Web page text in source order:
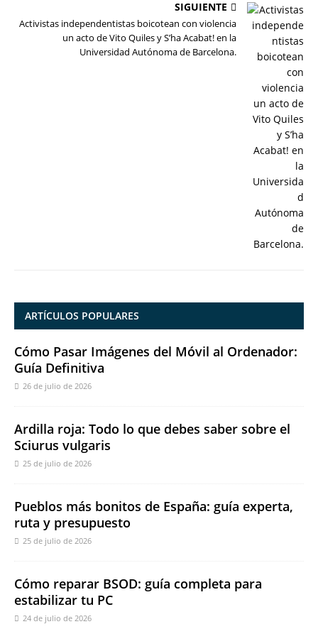
SIGUIENTE
Activistas independentistas boicotean con violencia
un acto de Vito Quiles y S’ha Acabat! en la
Universidad Autónoma de Barcelona.
ARTÍCULOS POPULARES
Cómo Pasar Imágenes del Móvil al Ordenador:
Guía Definitiva
26 de julio de 2026
Ardilla roja: Todo lo que debes saber sobre el
Sciurus vulgaris
25 de julio de 2026
Pueblos más bonitos de España: guía experta,
ruta y presupuesto
25 de julio de 2026
Cómo reparar BSOD: guía completa para
estabilizar tu PC
24 de julio de 2026